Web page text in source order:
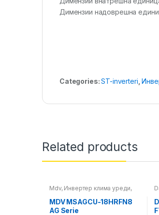
Димензии надоврешна
Categories:ST-inverteri,
Related products
Mdv, Инвертер клима уреди,
Клима уреди
MDV MSAGCU-18HRFN8
AG Serie